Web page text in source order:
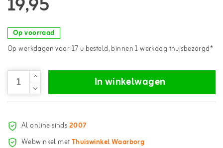
Op voorraad
Op werkdagen voor 17 u besteld, binnen 1 werkdag thuisbezorgd*
In winkelwagen
Al online sinds2007
Webwinkel metThuiswinkel Waarborg